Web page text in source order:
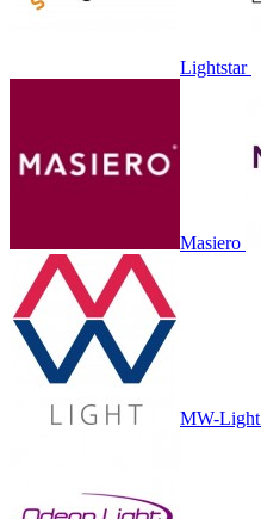
Lightstar
Masiero
MW-Light